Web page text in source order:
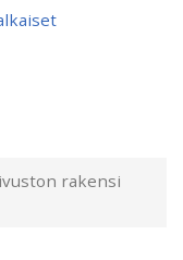
rakensi